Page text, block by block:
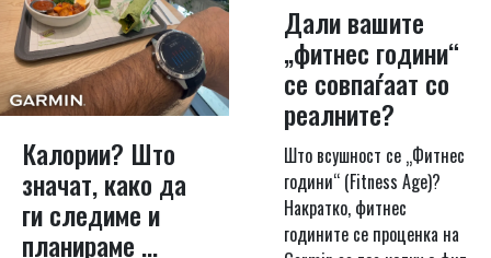
Калории? Што
значат, како да
ги следиме и
планираме ...
Дали вашите
„фитнес години“
се совпаѓаат со
реалните?
Што всушност се „Фитнес
години“ (Fitness Age)?
Накратко, фитнес
годините се проценка на